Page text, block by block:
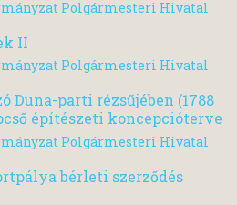
Polgármesteri Hivatal
II
Polgármesteri Hivatal
Duna-parti rézsűjében (1788
építészeti koncepcióterve
Polgármesteri Hivatal
bérleti szerződés